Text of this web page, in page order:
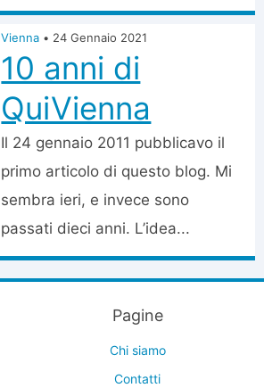
Vienna • 24 Gennaio 2021
10 anni di
QuiVienna
Il 24 gennaio 2011 pubblicavo il
primo articolo di questo blog. Mi
sembra ieri, e invece sono
passati dieci anni. L’idea...
Pagine
Chi siamo
Contatti